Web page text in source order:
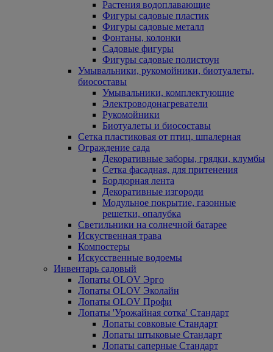
Растения водоплавающие
Фигуры садовые пластик
Фигуры садовые металл
Фонтаны, колонки
Садовые фигуры
Фигуры садовые полистоун
Умывальники, рукомойники, биотуалеты,
биосоставы
Умывальники, комплектующие
Электроводонагреватели
Рукомойники
Биотуалеты и биосоставы
Сетка пластиковая от птиц, шпалерная
Ограждение сада
Декоративные заборы, грядки, клумбы
Сетка фасадная, для притенения
Бордюрная лента
Декоративные изгороди
Модульное покрытие, газонные
решетки, опалубка
Светильники на солнечной батарее
Искуственная трава
Компостеры
Искусственные водоемы
Инвентарь садовый
Лопаты OLOV Эрго
Лопаты OLOV Эколайн
Лопаты OLOV Профи
Лопаты 'Урожайная сотка' Стандарт
Лопаты совковые Стандарт
Лопаты штыковые Стандарт
Лопаты саперные Стандарт